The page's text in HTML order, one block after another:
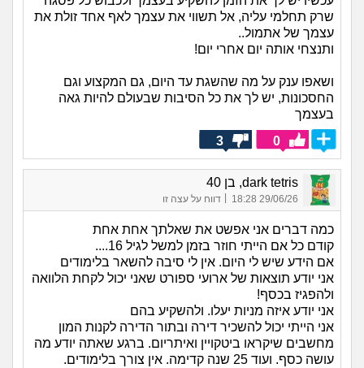
שרק תחלמי עליה, אל תשווי את עצמך לאף אחד זולת את
עצמך של אתמול..
ותנצחי אותה יום אחרי יום!
ושאפו ענק על מה שהשגת עד היום, גם המקצוע וגם
החסכונות, יש לך את כל הסיבות שבעולם להיות גאה
בעצמך
0
3
dark tetris, בן 40
29/06/26 18:28 דווח על עצה זו
כמה דברים אני אפשט את שאלתך אחת אחת
קודם כל אם הייתי חוזר בזמן למשל לגיל 16....
אם הידע שיש לי היום. אין לי סיבה להשאר בלימודים
אני יודע תוצאות של ארועי ספורט שאני יכול לקחת הלוואה
ולהפגיז בכסף!
אני יודע איזה מניות יעלו. ולהשקיע בהם
אני הייתי יכול להשכיר דירה ובתור הדירה לקנות המון
מחשבים שיקראו ביטקויין ואיתריום. ברגע שאתה יודע מה
עושה כסף. ועוד 25 שנה קדימה. אין צורך בלימודים.